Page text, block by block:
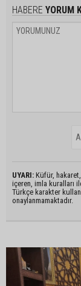
HABERE YORUM
UYARI: Küfür,
içeren, imla kuralları
Türkçe karakter
onaylanmamaktadır.